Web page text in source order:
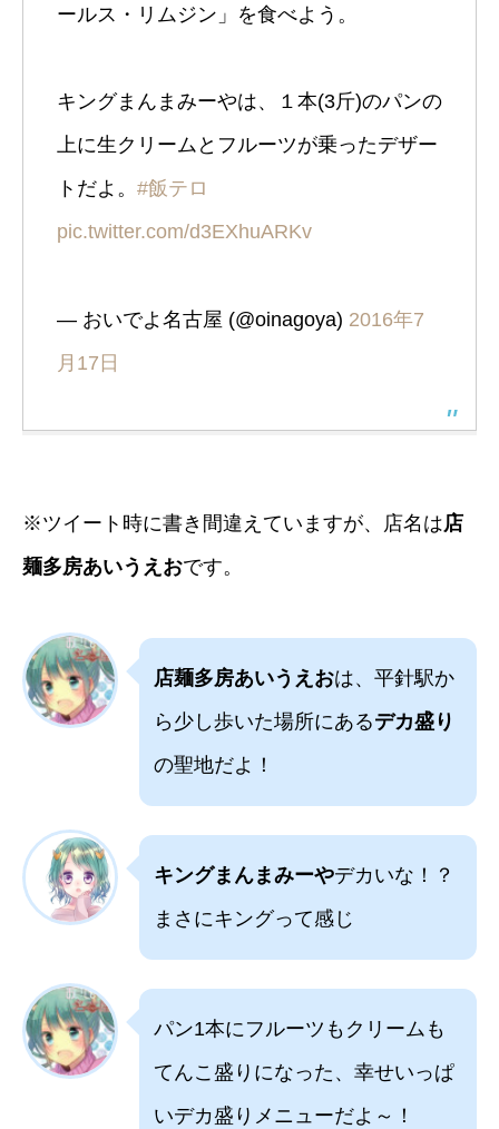
ールス・リムジン」を食べよう。
キングまんまみーやは、１本(3斤)のパンの
上に生クリームとフルーツが乗ったデザー
トだよ。 #飯テロ
pic.twitter.com/d3EXhuARKv
— おいでよ名古屋 (@oinagoya) 2016年7
月17日
※ツイート時に書き間違えていますが、店名は店
麺多房あいうえおです。
店麺多房あいうえおは、平針駅か
ら少し歩いた場所にあるデカ盛り
の聖地だよ！
キングまんまみーやデカいな！？
まさにキングって感じ
パン1本にフルーツもクリームも
てんこ盛りになった、幸せいっぱ
いデカ盛りメニューだよ～！